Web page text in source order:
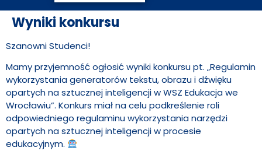
Wyniki konkursu
Szanowni Studenci!
Mamy przyjemność ogłosić wyniki konkursu pt. „Regulamin
wykorzystania generatorów tekstu, obrazu i dźwięku
opartych na sztucznej inteligencji w WSZ Edukacja we
Wrocławiu”. Konkurs miał na celu podkreślenie roli
odpowiedniego regulaminu wykorzystania narzędzi
opartych na sztucznej inteligencji w procesie
edukacyjnym.